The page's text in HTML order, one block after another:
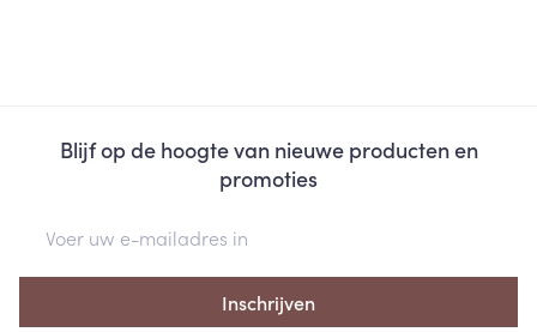
Blijf op de hoogte van nieuwe producten en
promoties
Inschrijven